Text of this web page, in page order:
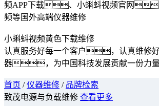
频APP下载、小蝌蚪视频官网
频等国外高端仪器维修
小蝌蚪视频黄色下载维修
认真服务好每一个客户，认真维修
器，为中国科技发展贡献一份力
首页 /仪器维修 / 品牌检索
致茂电源与负载维修 查看更多